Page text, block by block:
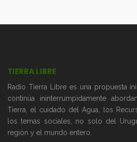
TIERRA LIBRE
Radio Tierra Libre es una propuesta
continúa ininterrumpidamente
Tierra, el cuidado del Agua, los
los temas sociales, no solo del
región y el mundo entero.